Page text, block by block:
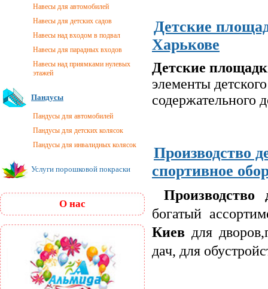
Навесы для автомобилей
Навесы для детских садов
Навесы над входом в подвал
Навесы для парадных входов
Навесы над приямками нулевых
этажей
Пандусы
Пандусы для автомобилей
Пандусы для детских колясок
Пандусы для инвалидных колясок
Услуги порошковой покраски
О нас
Детские
Харькове
Детские
элементы
содержательного
Производство
спортивное
богатый
Киев для
дач, для